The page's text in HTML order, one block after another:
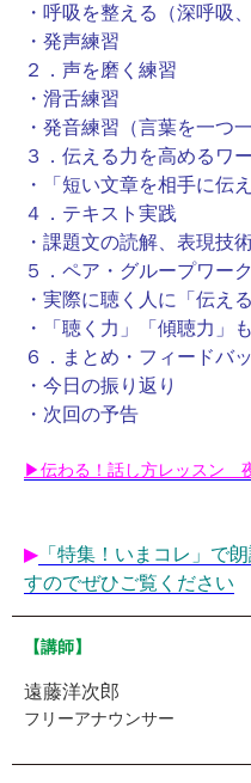
・呼吸を整える（深呼吸
・発声練習
２．声を磨く練習
・滑舌練習
・発音練習（言葉を一つ
３．伝える力を高めるワ
・「短い文章を相手に伝
４．テキスト実践
・課題文の読解、表現技
５．ペア・グループワーク
・実際に聴く人に「伝え
・「聴く力」「傾聴力」
６．まとめ・フィードバ
・今日の振り返り
・次回の予告
▶伝わる！話し方レッスン
▶︎ 「特集！いまコレ」で
すのでぜひご覧ください
【講師】
遠藤洋次郎
フリーアナウンサー